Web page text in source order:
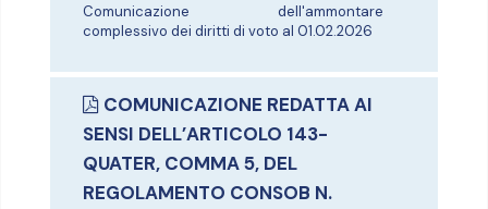
Comunicazione dell'ammontare
complessivo dei diritti di voto al 01.02.2026
COMUNICAZIONE REDATTA AI
SENSI DELL’ARTICOLO 143-
QUATER, COMMA 5, DEL
REGOLAMENTO CONSOB N.